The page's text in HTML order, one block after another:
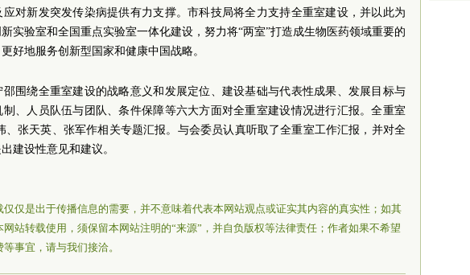
对新发突发传染病提供有力支撑。市科技局将全力支持全重室建设，并以此为
实验室和全国重点实验室一体化建设，努力将“两室”打造成生物医药领域重要的
好地服务创新型国家和健康中国战略。
邵围绕全重室建设的战略意义和发展定位、建设基础与代表性成果、发展目标与
、人员队伍与团队、条件保障等六大方面对全重室建设情况进行汇报。全重室
、张天英、张军作相关专题汇报。与会委员认真听取了全重室工作汇报，并对全
建设性意见和建议。
仅仅是出于传播信息的需要，并不意味着代表本网站观点或证实其内容的真实性；如其
站转载使用，须保留本网站注明的“来源”，并自负版权等法律责任；作者如果不希望
事宜，请与我们接洽。